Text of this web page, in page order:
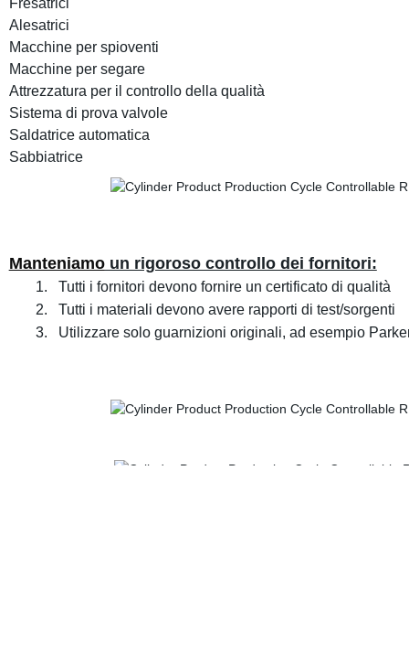
Fresatrici
Alesatrici
Macchine per spioventi
Macchine per segare
Attrezzatura per il controllo della qualità
Sistema di prova valvole
Saldatrice automatica
Sabbiatrice
Manteniamoun rigoroso controllo dei fornitori:
1. Tutti i fornitori devono fornire un certificato di qualità
2. Tutti i materiali devono avere rapporti di test/sorgenti
3. Utilizzare solo guarnizioni originali, ad esempio